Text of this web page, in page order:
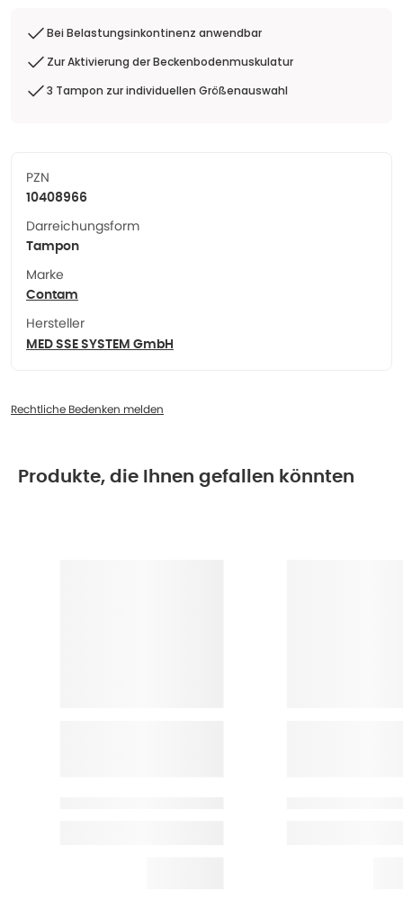
Bei Belastungsinkontinenz anwendbar
Zur Aktivierung der Beckenbodenmuskulatur
3 Tampon zur individuellen Größenauswahl
PZN
10408966
Darreichungsform
Tampon
Marke
Contam
Hersteller
MED SSE SYSTEM GmbH
Rechtliche Bedenken melden
Produkte, die Ihnen gefallen könnten